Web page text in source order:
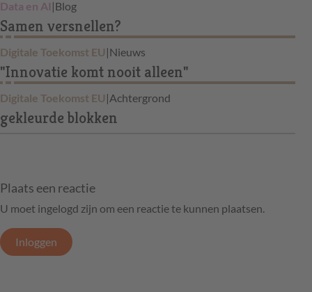
Data en AI |Blog
Samen versnellen?
Digitale Toekomst EU |Nieuws
"Innovatie komt nooit alleen"
Digitale Toekomst EU |Achtergrond
gekleurde blokken
Plaats een reactie
U moet ingelogd zijn om een reactie te kunnen plaatsen.
Inloggen